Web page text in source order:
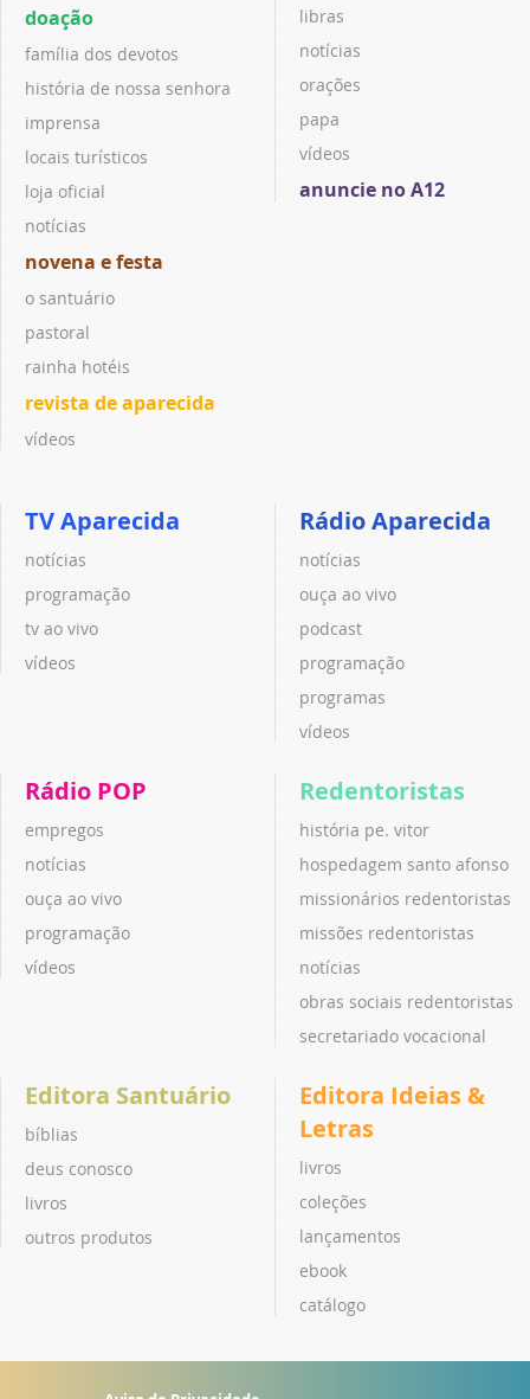
doação
família dos devotos
história de nossa senhora
imprensa
locais turísticos
loja oficial
notícias
novena e festa
o santuário
pastoral
rainha hotéis
revista de aparecida
vídeos
libras
notícias
orações
papa
vídeos
anuncie no A12
TV Aparecida
notícias
programação
tv ao vivo
vídeos
Rádio Aparecida
notícias
ouça ao vivo
podcast
programação
programas
vídeos
Rádio POP
empregos
notícias
ouça ao vivo
programação
vídeos
Redentoristas
história pe. vitor
hospedagem santo afonso
missionários redentoristas
missões redentoristas
notícias
obras sociais redentoristas
secretariado vocacional
Editora Santuário
bíblias
deus conosco
livros
outros produtos
Editora Ideias &
Letras
livros
coleções
lançamentos
ebook
catálogo